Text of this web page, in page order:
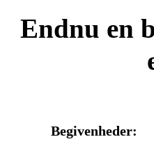
Endnu en
Begivenheder: